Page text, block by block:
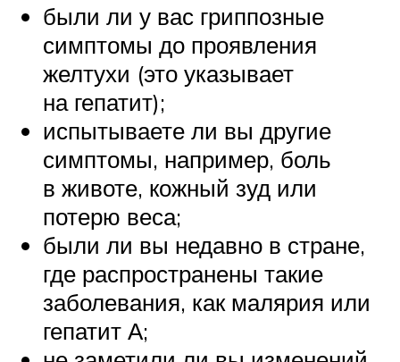
были ли у вас гриппозные
симптомы до проявления
желтухи (это указывает
на гепатит);
испытываете ли вы другие
симптомы, например, боль
в животе, кожный зуд или
потерю веса;
были ли вы недавно в стране,
где распространены такие
заболевания, как малярия или
гепатит А;